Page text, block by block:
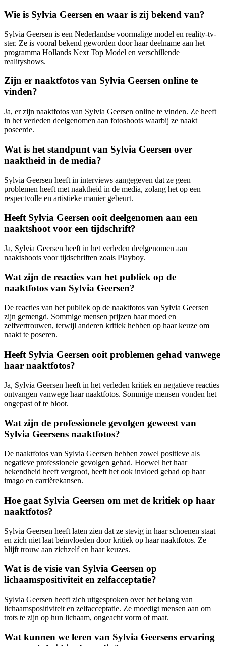
Wie is Sylvia Geersen en waar is zij bekend van?
Sylvia Geersen is een Nederlandse voormalige model en reality-tv-
ster. Ze is vooral bekend geworden door haar deelname aan het
programma Hollands Next Top Model en verschillende
realityshows.
Zijn er naaktfotos van Sylvia Geersen online te
vinden?
Ja, er zijn naaktfotos van Sylvia Geersen online te vinden. Ze heeft
in het verleden deelgenomen aan fotoshoots waarbij ze naakt
poseerde.
Wat is het standpunt van Sylvia Geersen over
naaktheid in de media?
Sylvia Geersen heeft in interviews aangegeven dat ze geen
problemen heeft met naaktheid in de media, zolang het op een
respectvolle en artistieke manier gebeurt.
Heeft Sylvia Geersen ooit deelgenomen aan een
naaktshoot voor een tijdschrift?
Ja, Sylvia Geersen heeft in het verleden deelgenomen aan
naaktshoots voor tijdschriften zoals Playboy.
Wat zijn de reacties van het publiek op de
naaktfotos van Sylvia Geersen?
De reacties van het publiek op de naaktfotos van Sylvia Geersen
zijn gemengd. Sommige mensen prijzen haar moed en
zelfvertrouwen, terwijl anderen kritiek hebben op haar keuze om
naakt te poseren.
Heeft Sylvia Geersen ooit problemen gehad vanwege
haar naaktfotos?
Ja, Sylvia Geersen heeft in het verleden kritiek en negatieve reacties
ontvangen vanwege haar naaktfotos. Sommige mensen vonden het
ongepast of te bloot.
Wat zijn de professionele gevolgen geweest van
Sylvia Geersens naaktfotos?
De naaktfotos van Sylvia Geersen hebben zowel positieve als
negatieve professionele gevolgen gehad. Hoewel het haar
bekendheid heeft vergroot, heeft het ook invloed gehad op haar
imago en carrièrekansen.
Hoe gaat Sylvia Geersen om met de kritiek op haar
naaktfotos?
Sylvia Geersen heeft laten zien dat ze stevig in haar schoenen staat
en zich niet laat beïnvloeden door kritiek op haar naaktfotos. Ze
blijft trouw aan zichzelf en haar keuzes.
Wat is de visie van Sylvia Geersen op
lichaamspositiviteit en zelfacceptatie?
Sylvia Geersen heeft zich uitgesproken over het belang van
lichaamspositiviteit en zelfacceptatie. Ze moedigt mensen aan om
trots te zijn op hun lichaam, ongeacht vorm of maat.
Wat kunnen we leren van Sylvia Geersens ervaring